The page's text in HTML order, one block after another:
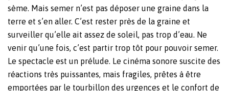
sème. Mais semer n’est pas déposer une graine dans la
terre et s’en aller. C’est rester près de la graine et
surveiller qu’elle ait assez de soleil, pas trop d’eau. Ne
venir qu’une fois, c’est partir trop tôt pour pouvoir semer.
Le spectacle est un prélude. Le cinéma sonore suscite des
réactions très puissantes, mais fragiles, prêtes à être
emportées par le tourbillon des urgences et le confort de